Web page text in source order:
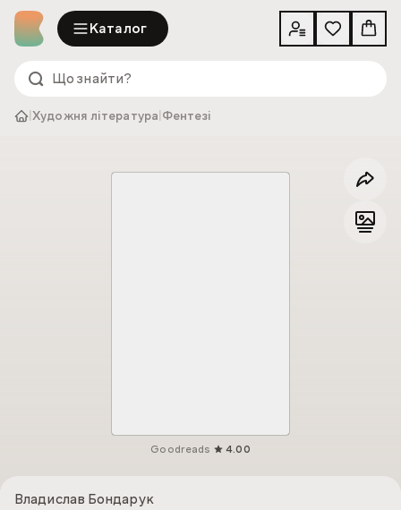
Каталог
|Художня література Фентезі
Goodreads 4.00
Владислав Бондарук